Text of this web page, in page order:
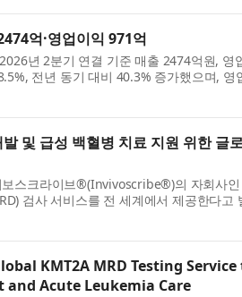
억·영업이익 971억
년 2분기 연결 기준 매출 2474억원,
전년 동기 대비 40.3% 증가했으며,
용역수익이 반영된 ...
및 급성 백혈병 치료 지원 위한 글
스크라이브®(Invivoscribe®)의 자회사
검사 서비스를 전 세계에서 제공한다고
벌 검사실 네트워크를 통해 의료진, 임...
KMT2A MRD Testing
Acute Leukemia Care